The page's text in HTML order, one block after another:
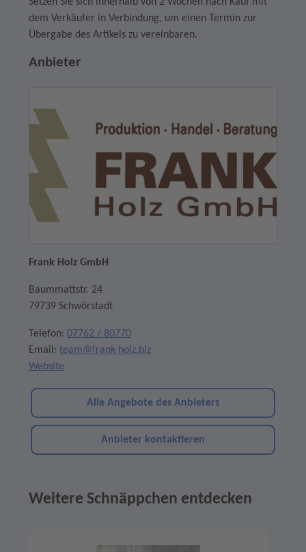
dem Verkäufer in Verbindung, um einen Termin zur
Übergabe des Artikels zu vereinbaren.
Anbieter
Frank Holz GmbH
Baummattstr. 24
79739 Schwörstadt
Telefon: 07762 / 80770
Email: team@frank-holz.biz
Website
Alle Angebote des Anbieters
Anbieter kontaktieren
Weitere Schnäppchen entdecken